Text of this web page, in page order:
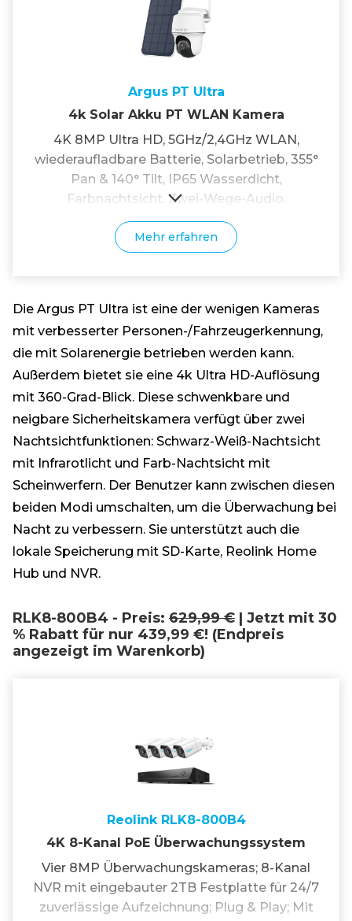
Argus PT Ultra
4k Solar Akku PT WLAN Kamera
4K 8MP Ultra HD, 5GHz/2,4GHz WLAN,
wiederaufladbare Batterie, Solarbetrieb, 355°
Pan & 140° Tilt, IP65 Wasserdicht,
Farbnachtsicht, Zwei-Wege-Audio.
Mehr erfahren
Die Argus PT Ultra ist eine der wenigen Kameras
mit verbesserter Personen-/Fahrzeugerkennung,
die mit Solarenergie betrieben werden kann.
Außerdem bietet sie eine 4k Ultra HD-Auflösung
mit 360-Grad-Blick. Diese schwenkbare und
neigbare Sicherheitskamera verfügt über zwei
Nachtsichtfunktionen: Schwarz-Weiß-Nachtsicht
mit Infrarotlicht und Farb-Nachtsicht mit
Scheinwerfern. Der Benutzer kann zwischen diesen
beiden Modi umschalten, um die Überwachung bei
Nacht zu verbessern. Sie unterstützt auch die
lokale Speicherung mit SD-Karte, Reolink Home
Hub und NVR.
RLK8-800B4 - Preis: 629,99 € | Jetzt mit 30
% Rabatt für nur 439,99 €! (Endpreis
angezeigt im Warenkorb)
Reolink RLK8-800B4
4K 8-Kanal PoE Überwachungssystem
Vier 8MP Überwachungskameras; 8-Kanal
NVR mit eingebauter 2TB Festplatte für 24/7
zuverlässige Aufzeichnung; Plug & Play; Mit